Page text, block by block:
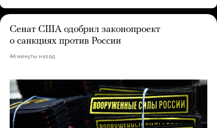
Сенат США одобрил законопроект
о санкциях против России
44 минуты назад